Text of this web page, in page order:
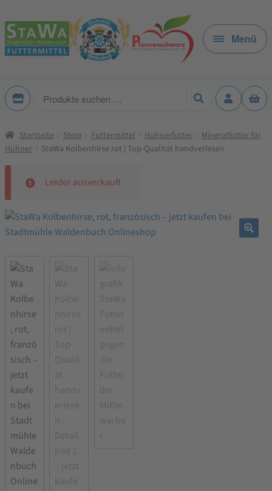
Zur
Navigation
springen
Zum
Inhalt
springen
Menü
Produkte
Startseite Shop Futtermittel Hühnerfutter
Mineralfutter für
Hühner
StaWa Kolbenhirse rot | Top-Qualität handverlesen
Leider ausverkauft